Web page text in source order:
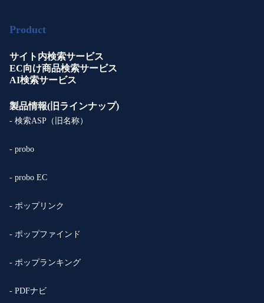
Product
サイト内検索サービス
EC向け商品検索サービス
AI検索サービス
製品情報(旧ラインナップ)
- 検索ASP（旧名称）
- probo
- probo EC
- ポップリンク
- ポップファインド
- ポップランキング
- PDFナビ